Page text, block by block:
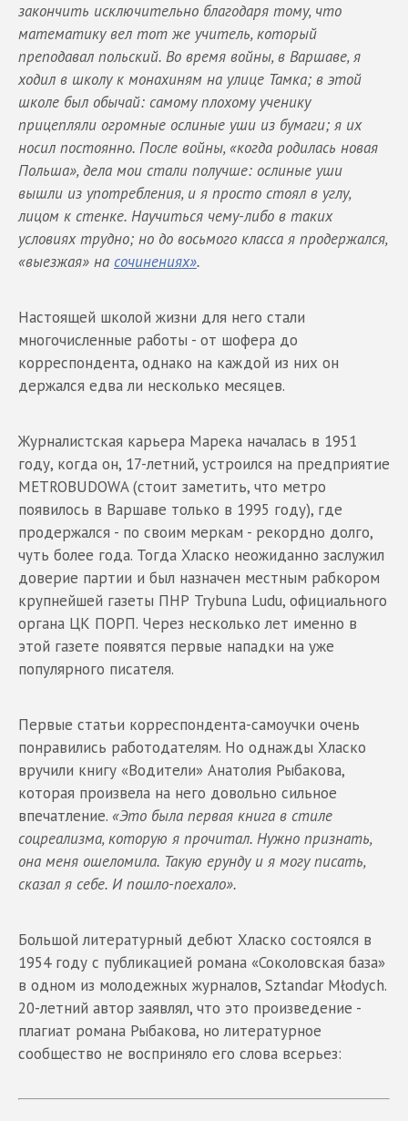
закончить исключительно благодаря тому, что
математику вел тот же учитель, который
преподавал польский. Во время войны, в Варшаве, я
ходил в школу к монахиням на улице Тамка; в этой
школе был обычай: самому плохому ученику
прицепляли огромные ослиные уши из бумаги; я их
носил постоянно. После войны, «когда родилась новая
Польша», дела мои стали получше: ослиные уши
вышли из употребления, и я просто стоял в углу,
лицом к стенке. Научиться чему-либо в таких
условиях трудно; но до восьмого класса я продержался,
«выезжая» на сочинениях».
Настоящей школой жизни для него стали
многочисленные работы - от шофера до
корреспондента, однако на каждой из них он
держался едва ли несколько месяцев.
Журналистская карьера Марека началась в 1951
году, когда он, 17-летний, устроился на предприятие
METROBUDOWA (стоит заметить, что метро
появилось в Варшаве только в 1995 году), где
продержался - по своим меркам - рекордно долго,
чуть более года. Тогда Хласко неожиданно заслужил
доверие партии и был назначен местным рабкором
крупнейшей газеты ПНР Trybuna Ludu, официального
органа ЦК ПОРП. Через несколько лет именно в
этой газете появятся первые нападки на уже
популярного писателя.
Первые статьи корреспондента-самоучки очень
понравились работодателям. Но однажды Хласко
вручили книгу «Водители» Анатолия Рыбакова,
которая произвела на него довольно сильное
впечатление. «Это была первая книга в стиле
соцреализма, которую я прочитал. Нужно признать,
она меня ошеломила. Такую ерунду и я могу писать,
сказал я себе. И пошло-поехало».
Большой литературный дебют Хласко состоялся в
1954 году с публикацией романа «Соколовская база»
в одном из молодежных журналов, Sztandar Młodych.
20-летний автор заявлял, что это произведение -
плагиат романа Рыбакова, но литературное
сообщество не восприняло его слова всерьез: